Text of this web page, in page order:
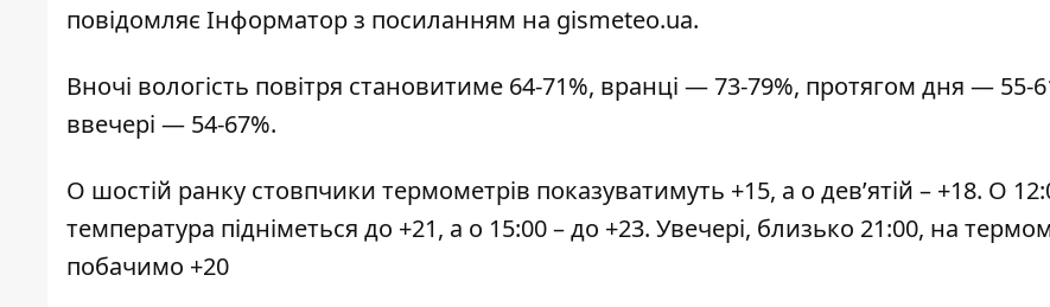
повідомляє Інформатор з посиланням на gismeteo.ua.
Вночі вологість повітря становитиме 64-71%, вранці — 73-79%, протягом дня — 55-
ввечері — 54-67%.
О шостій ранку стовпчики термометрів показуватимуть +15, а о дев’ятій – +18. О
температура підніметься до +21, а о 15:00 – до +23. Увечері, близько 21:00, на
побачимо +20